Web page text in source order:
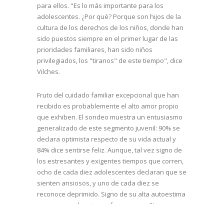
para ellos. "Es lo más importante para los
adolescentes. ¿Por qué? Porque son hijos de la
cultura de los derechos de los niños, donde han
sido puestos siempre en el primer lugar de las
prioridades familiares, han sido niños
privilegiados, los "tiranos" de este tiempo", dice
Vilches.
Fruto del cuidado familiar excepcional que han
recibido es probablemente el alto amor propio
que exhiben. El sondeo muestra un entusiasmo
generalizado de este segmento juvenil: 90% se
declara optimista respecto de su vida actual y
84% dice sentirse feliz. Aunque, tal vez signo de
los estresantes y exigentes tiempos que corren,
ocho de cada diez adolescentes declaran que se
sienten ansiosos, y uno de cada diez se
reconoce deprimido. Signo de su alta autoestima